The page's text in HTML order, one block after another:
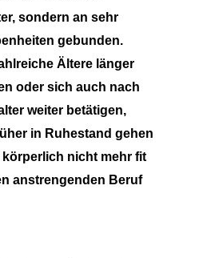
sondern an sehr
gebunden.
Ältere länger
oder sich auch nach
weiter betätigen,
in Ruhestand gehen
nicht mehr fit
anstrengenden Beruf